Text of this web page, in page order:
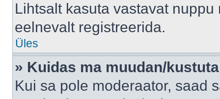
Lihtsalt kasuta vastavat
eelnevalt registreerida.
Üles
» Kuidas ma muudan/
Kui sa pole moderaator, saad